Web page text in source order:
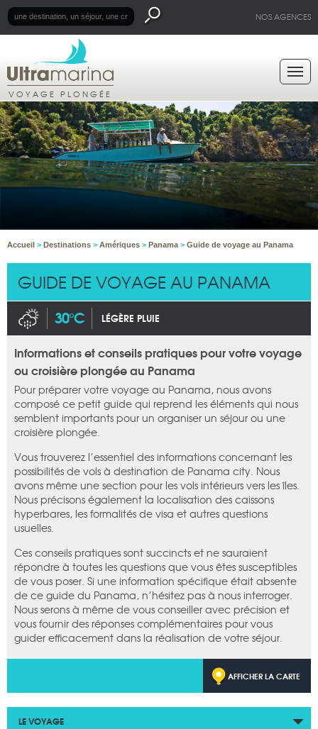
NOS AGENCES
VOYAGE PLONGÉE
Accueil > Destinations > Amériques > Panama > Guide de voyage au Panama
GUIDE DE VOYAGE AU PANAMA
30°C LÉGÈRE PLUIE
Informations et conseils pratiques pour votre voyage
ou croisière plongée au Panama
Pour préparer votre voyage au Panama, nous avons
composé ce petit guide qui reprend les éléments qui nous
semblent importants pour un organiser un séjour ou une
croisière plongée.
Vous trouverez l’essentiel des informations concernant les
possibilités de vols à destination de Panama city. Nous
avons même une section pour les vols intérieurs vers les îles.
Nous précisons également la localisation des caissons
hyperbares, les formalités de visa et autres questions
usuelles.
Ces conseils pratiques sont succincts et ne sauraient
répondre à toutes les questions que vous êtes susceptibles
de vous poser. Si une information spécifique était absente
de ce guide du Panama, n’hésitez pas à nous interroger.
Nous serons à même de vous conseiller avec précision et
vous fournir des réponses complémentaires pour vous
guider efficacement dans la réalisation de votre séjour.
AFFICHER LA CARTE
LE VOYAGE